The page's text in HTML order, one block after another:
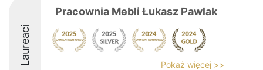
Laureaci
Pracownia Mebli Łukasz Pawlak
Pokaż więcej >>